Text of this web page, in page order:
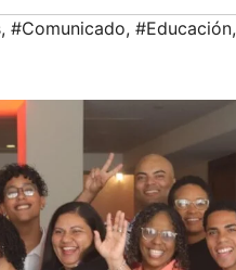
, #Comunicado, #Educación,